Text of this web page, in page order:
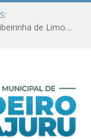
Ações de combate à Covid-19 na região ribeirinha de Limoeiro do Ajuru continuam